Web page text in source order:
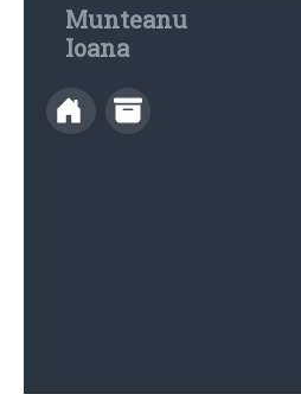
Munteanu
Ioana